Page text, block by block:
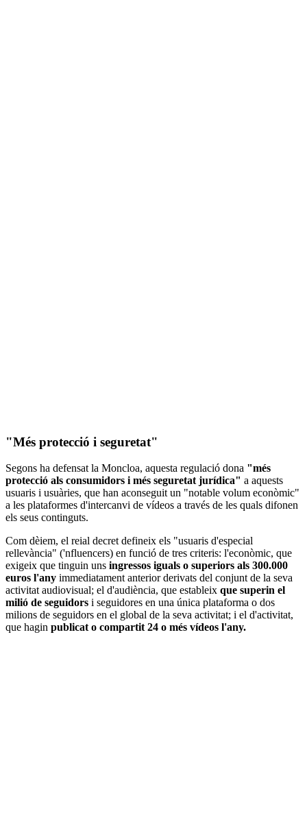
"Més protecció i seguretat"
Segons ha defensat la Moncloa, aquesta regulació dona "més
protecció als consumidors i més seguretat jurídica" a aquests
usuaris i usuàries, que han aconseguit un "notable volum econòmic"
a les plataformes d'intercanvi de vídeos a través de les quals difonen
els seus continguts.
Com dèiem, el reial decret defineix els "usuaris d'especial
rellevància" ('nfluencers) en funció de tres criteris: l'econòmic, que
exigeix que tinguin uns ingressos iguals o superiors als 300.000
euros l'any immediatament anterior derivats del conjunt de la seva
activitat audiovisual; el d'audiència, que estableix que superin el
milió de seguidors i seguidores en una única plataforma o dos
milions de seguidors en el global de la seva activitat; i el d'activitat,
que hagin publicat o compartit 24 o més vídeos l'any.